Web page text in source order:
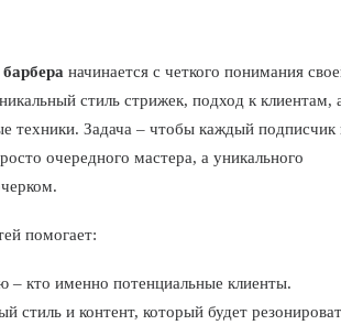
начинается с четкого понимания
стиль стрижек, подход к клиентам,
техники. Задача – чтобы каждый подписчик
очередного мастера, а уникального
помогает:
– кто именно потенциальные клиенты.
стиль и контент, который будет